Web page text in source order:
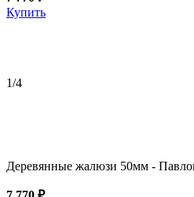
Купить
1/4
Деревянные жалюзи 50мм -